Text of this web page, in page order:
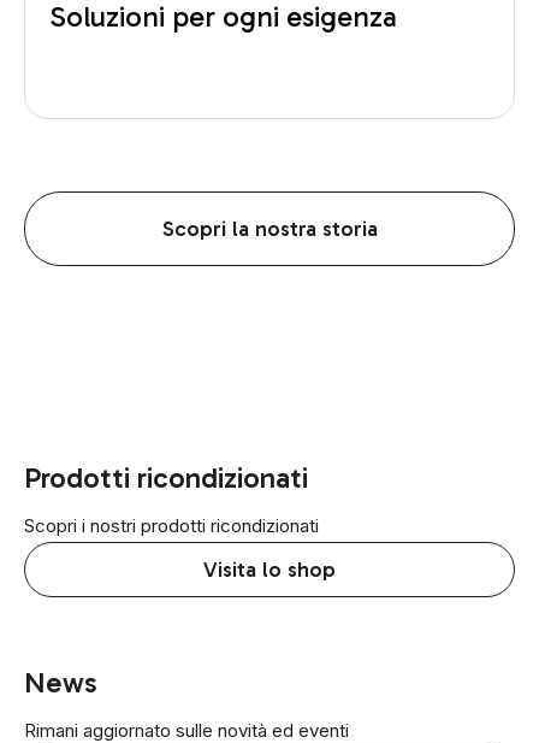
Soluzioni per ogni esigenza
Scopri la nostra storia
Prodotti ricondizionati
Scopri i nostri prodotti ricondizionati
Visita lo shop
News
Rimani aggiornato sulle novità ed eventi